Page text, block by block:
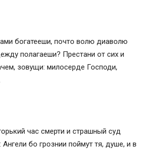
богатееши, почто волю диаволю
полагаеши? Престани от сих и
зовущи: милосерде Господи,
час смерти и страшный суд
Ангели бо грознии поймут тя, душе, и в